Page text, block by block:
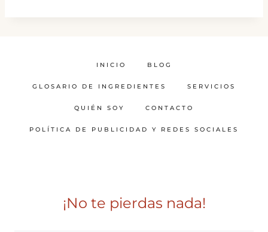
INICIO BLOG
GLOSARIO DE INGREDIENTES SERVICIOS
QUIÉN SOY CONTACTO
POLÍTICA DE PUBLICIDAD Y REDES SOCIALES
¡No te pierdas nada!